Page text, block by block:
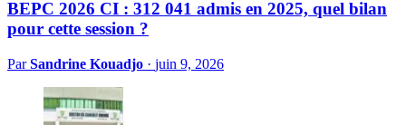
BEPC 2026 CI : 312 041 admis en 2025, quel bilan
pour cette session ?
ParSandrine Kouadjo · juin 9, 2026